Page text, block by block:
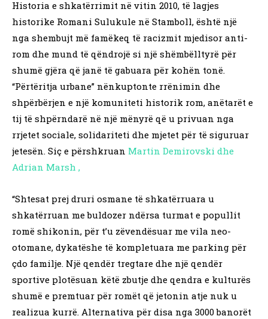
Historia e shkatërrimit në vitin 2010, të lagjes
historike Romani Sulukule në Stamboll, është një
nga shembujt më famëkeq të racizmit mjedisor anti-
rom dhe mund të qëndrojë si një shëmbëlltyrë për
shumë gjëra që janë të gabuara për kohën tonë.
“Përtëritja urbane” nënkuptonte rrënimin dhe
shpërbërjen e një komuniteti historik rom, anëtarët e
tij të shpërndarë në një mënyrë që u privuan nga
rrjetet sociale, solidariteti dhe mjetet për të siguruar
jetesën. Siç e përshkruan Martin Demirovski dhe
Adrian Marsh ,
“Shtesat prej druri osmane të shkatërruara u
shkatërruan me buldozer ndërsa turmat e popullit
romë shikonin, për t’u zëvendësuar me vila neo-
otomane, dykatëshe të kompletuara me parking për
çdo familje. Një qendër tregtare dhe një qendër
sportive plotësuan këtë zbutje dhe qendra e kulturës
shumë e premtuar për romët që jetonin atje nuk u
realizua kurrë. Alternativa për disa nga 3000 banorët